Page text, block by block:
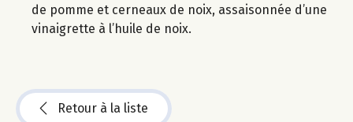
de pomme et cerneaux de noix, assaisonnée d’une
vinaigrette à l’huile de noix.
Retour à la liste